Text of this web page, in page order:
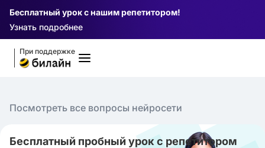
Бесплатный урок с нашим репетитором!
Узнать подробнее
При поддержке
Посмотреть все вопросы нейросети
Бесплатный пробный урок с репетитором